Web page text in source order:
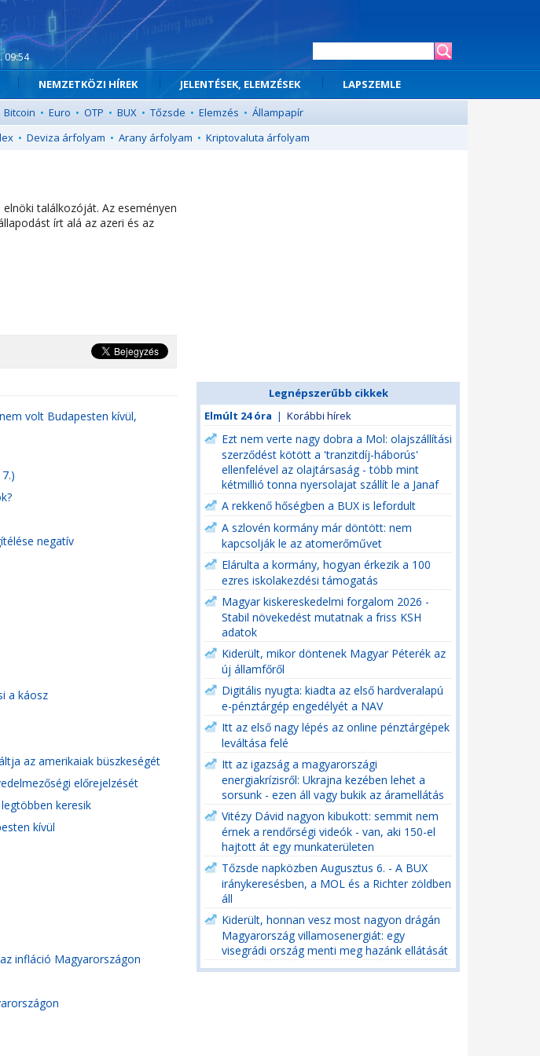
09:54
NEMZETKÖZI HÍREK JELENTÉSEK, ELEMZÉSEK
LAPSZEMLE
Bitcoin • Euro • OTP • BUX • Tőzsde • Elemzés • Állampapír
• Deviza árfolyam • Arany árfolyam • Kriptovaluta árfolyam
találkozóját. Az eseményen
írt alá az azeri és az
volt Budapesten kívül,
negatív
a káosz
az amerikaiak büszkeségét
előrejelzését
keresik
kívül
infláció Magyarországon
Legnépszerűbb cikkek
Elmúlt 24 óra | Korábbi hírek
Ezt nem verte nagy dobra a Mol: olajszállítási
szerződést kötött a 'tranzitdíj-háborús'
ellenfelével az olajtársaság - több mint
kétmillió tonna nyersolajat szállít le a Janaf
A rekkenő hőségben a BUX is lefordult
A szlovén kormány már döntött: nem
kapcsolják le az atomerőművet
Elárulta a kormány, hogyan érkezik a 100
ezres iskolakezdési támogatás
Magyar kiskereskedelmi forgalom 2026 -
Stabil növekedést mutatnak a friss KSH
adatok
Kiderült, mikor döntenek Magyar Péterék az
új államfőről
Digitális nyugta: kiadta az első hardveralapú
e-pénztárgép engedélyét a NAV
Itt az első nagy lépés az online pénztárgépek
leváltása felé
Itt az igazság a magyarországi
energiakrízisről: Ukrajna kezében lehet a
sorsunk - ezen áll vagy bukik az áramellátás
Vitézy Dávid nagyon kibukott: semmit nem
érnek a rendőrségi videók - van, aki 150-el
hajtott át egy munkaterületen
Tőzsde napközben Augusztus 6. - A BUX
iránykeresésben, a MOL és a Richter zöldben
áll
Kiderült, honnan vesz most nagyon drágán
Magyarország villamosenergiát: egy
visegrádi ország menti meg hazánk ellátását